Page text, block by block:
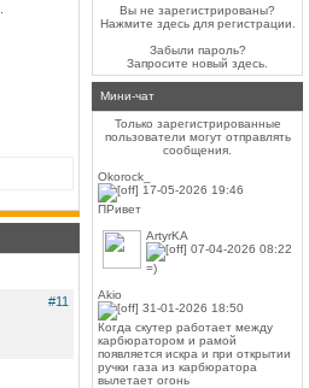
#11
Вы не зарегистрированы?
Нажмите здесьдля регистрации.
Забыли пароль?
Запросите новый здесь.
Мини-чат
Только зарегистрированные
пользователи могут отправлять
сообщения.
Okorock_
17-05-2026 19:46
ПРивет
ArtyrKA
07-04-2026 08:22
=)
Akio
31-01-2026 18:50
Когда скутер работает между
карбюратором и рамой
появляется искра и при открытии
ручки газа из карбюратора
вылетает огонь